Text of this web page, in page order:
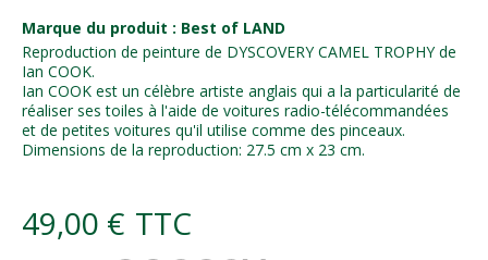
Marque du produit : Best of LAND
Reproduction de peinture de DYSCOVERY CAMEL TROPHY de
Ian COOK.
Ian COOK est un célèbre artiste anglais qui a la particularité de
réaliser ses toiles à l'aide de voitures radio-télécommandées
et de petites voitures qu'il utilise comme des pinceaux.
Dimensions de la reproduction: 27.5 cm x 23 cm.
49,00 € TTC